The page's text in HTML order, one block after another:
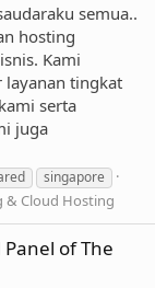
semua..
hosting
Kami
layanan tingkat
serta
juga
singapore
& Cloud Hosting
of The